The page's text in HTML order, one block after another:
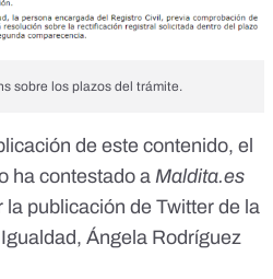
sobre los plazos del trámite.
de este contenido, el
ha contestado a Maldita.es
la publicación de Twitter de la
Ángela Rodríguez